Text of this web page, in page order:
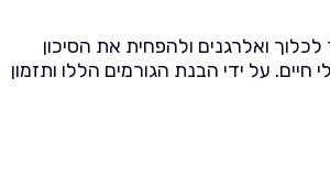
ואלרגנים ולהפחית את הסיכון
על ידי הבנת הגורמים הללו ותזמון